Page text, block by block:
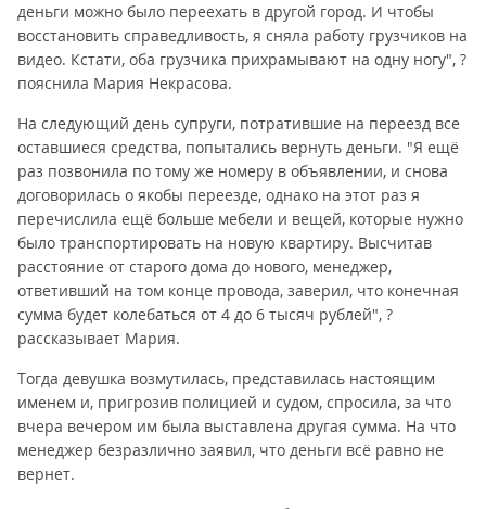
деньги можно было переехать в другой город. И чтобы
восстановить справедливость, я сняла работу грузчиков на
видео. Кстати, оба грузчика прихрамывают на одну ногу", ?
пояснила Мария Некрасова.
На следующий день супруги, потратившие на переезд все
оставшиеся средства, попытались вернуть деньги. "Я ещё
раз позвонила по тому же номеру в объявлении, и снова
договорилась о якобы переезде, однако на этот раз я
перечислила ещё больше мебели и вещей, которые нужно
было транспортировать на новую квартиру. Высчитав
расстояние от старого дома до нового, менеджер,
ответивший на том конце провода, заверил, что конечная
сумма будет колебаться от 4 до 6 тысяч рублей", ?
рассказывает Мария.
Тогда девушка возмутилась, представилась настоящим
именем и, пригрозив полицией и судом, спросила, за что
вчера вечером им была выставлена другая сумма. На что
менеджер безразлично заявил, что деньги всё равно не
вернет.